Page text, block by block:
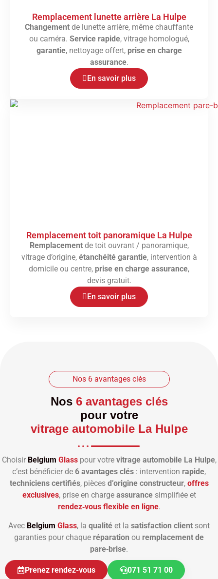
Remplacement lunette arrière La Hulpe
Changement de lunette arrière, même chauffante
ou caméra. Service rapide, vitrage homologué,
garantie, nettoyage offert, prise en charge
assurance.
En savoir plus
Remplacement toit panoramique La Hulpe
Remplacementde toit ouvrant / panoramique,
vitrage d’origine, étanchéité garantie, intervention à
domicile ou centre, prise en charge assurance,
devis gratuit.
En savoir plus
Nos 6 avantages clés
Nos 6 avantages clés
pour votre
vitrage automobile La Hulpe
Choisir Belgium Glasspour votre vitrage automobile La Hulpe,
c’est bénéficier de 6 avantages clés : intervention rapide,
techniciens certifiés, pièces d’origine constructeur, offres
exclusives, prise en charge assurancesimplifiée et
rendez‑vous flexible en ligne.
Avec Belgium Glass, la qualité et la satisfaction client sont
garanties pour chaque réparation ou remplacement de
pare‑brise.
Prenez rendez-vous 071 51 71 00